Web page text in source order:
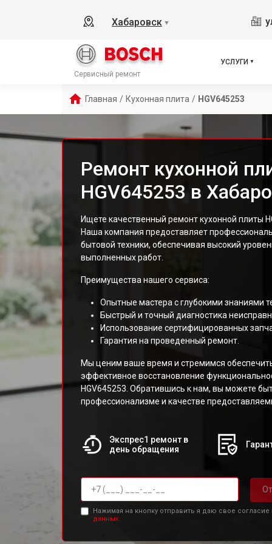
Хабаровск ▼
Сервисный ремонт
УСЛУГИ
Главная / Кухонная плита / HGV645253
Ремонт кухонной
HGV645253 в
Ищете качественный ремонт кухонной плиты
Наша компания предоставляет
бытовой техники, обеспечивая высокий
выполненных работ.
Преимущества нашего сервиса:
Опытные мастера с глубокими знаниями
Быстрый и точный диагностика
Использование сертифицированных
Гарантия на проведенный ремонт.
Мы ценим ваше время и стремимся
эффективное восстановление
HGV645253. Обратившись к нам, вы можете
профессионализме и качестве
Экспрес1 ремонт в
день обращения
Нажимая на кнопку отправить я даю свое согласие
данных.